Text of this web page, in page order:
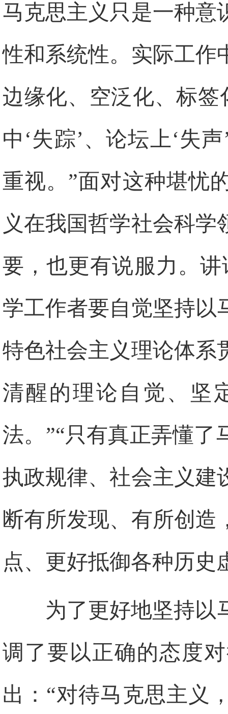
马克思主义只是一种意
性和系统性。实际工作
边缘化、空泛化、标签
中‘失踪’、论坛上‘失
重视。”面对这种堪忧
义在我国哲学社会科
要，也更有说服力。
学工作者要自觉坚持以
特色社会主义理论体系
清醒的理论自觉、坚
法。”“只有真正弄懂了
执政规律、社会主义建
断有所发现、有所创造
点、更好抵御各种历史
为了更好地坚持以
调了要以正确的态度
出：“对待马克思主义